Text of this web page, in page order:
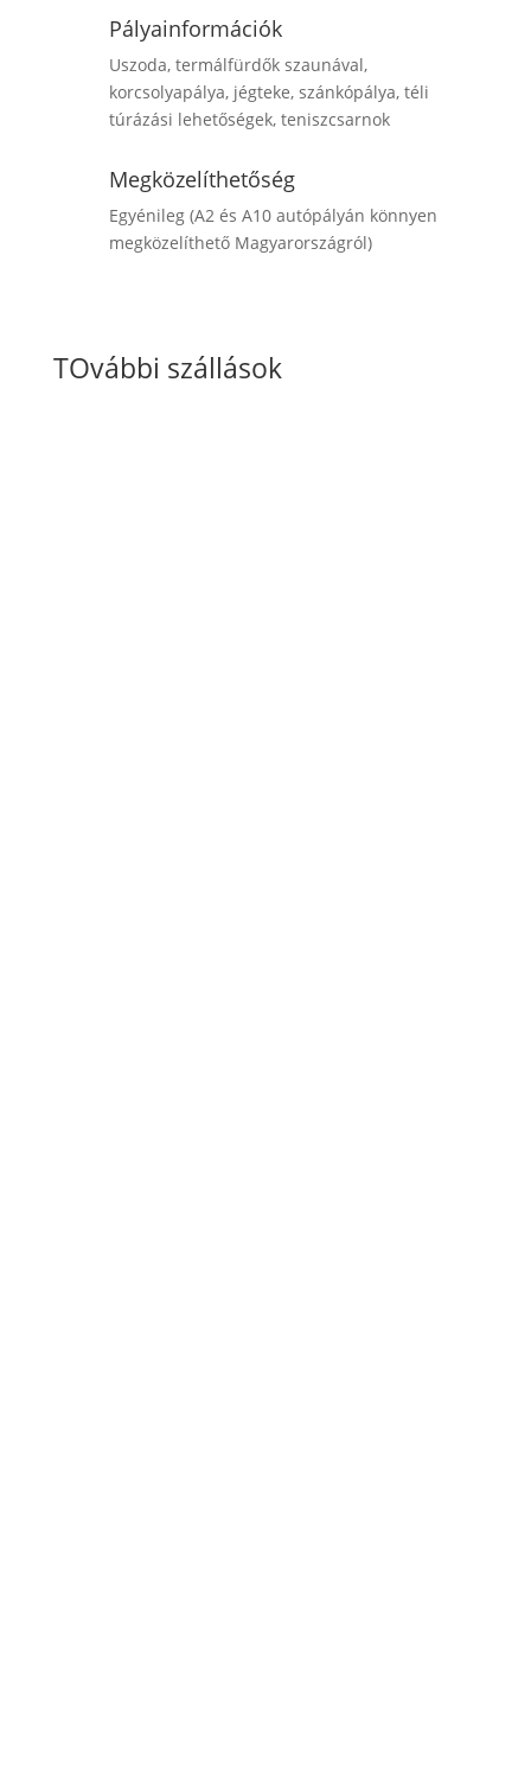
Pályainformációk
Uszoda, termálfürdők szaunával,
korcsolyapálya, jégteke, szánkópálya, téli
túrázási lehetőségek, teniszcsarnok
Megközelíthetőség
Egyénileg (A2 és A10 autópályán könnyen
megközelíthető Magyarországról)
TOvábbi szállások